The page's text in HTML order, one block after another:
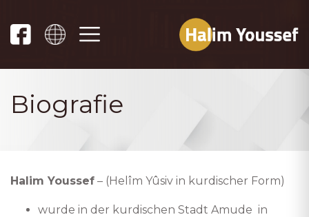
Biografie
Halim Youssef – (Helîm Yûsiv in kurdischer Form)
wurde in der kurdischen Stadt Amude in